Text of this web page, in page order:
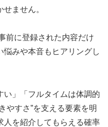
ません。
前に登録された内容だけ
悩みや本音もヒアリングし
い」「フルタイムは体調的
やすさ”を支える要素を明
人を紹介してもらえる確率